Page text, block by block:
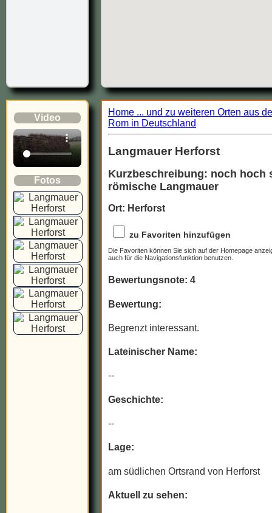
Video
Fotos
Home ... und zu weiteren Orten aus
Rom in Deutschland
Langmauer Herforst
Kurzbeschreibung: noch hoch
römische Langmauer
Ort: Herforst
zu Favoriten hinzufügen
Die Favoriten können Sie sich auf der Homepage
auch für die Navigationsfunktion benutzen.
Bewertungsnote: 4
Bewertung:
Begrenzt interessant.
Lateinischer Name:
--
Geschichte:
--
Lage:
am südlichen Ortsrand von Herforst
Aktuell zu sehen: